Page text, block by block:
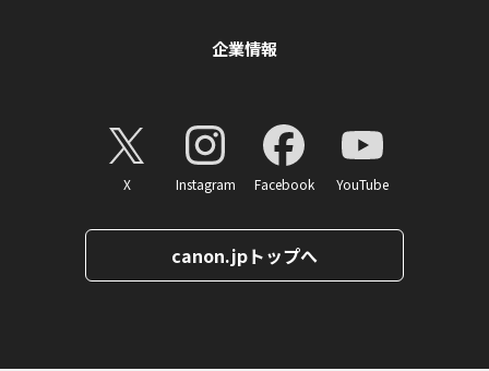
企業情報
X Instagram Facebook YouTube
canon.jpトップへ